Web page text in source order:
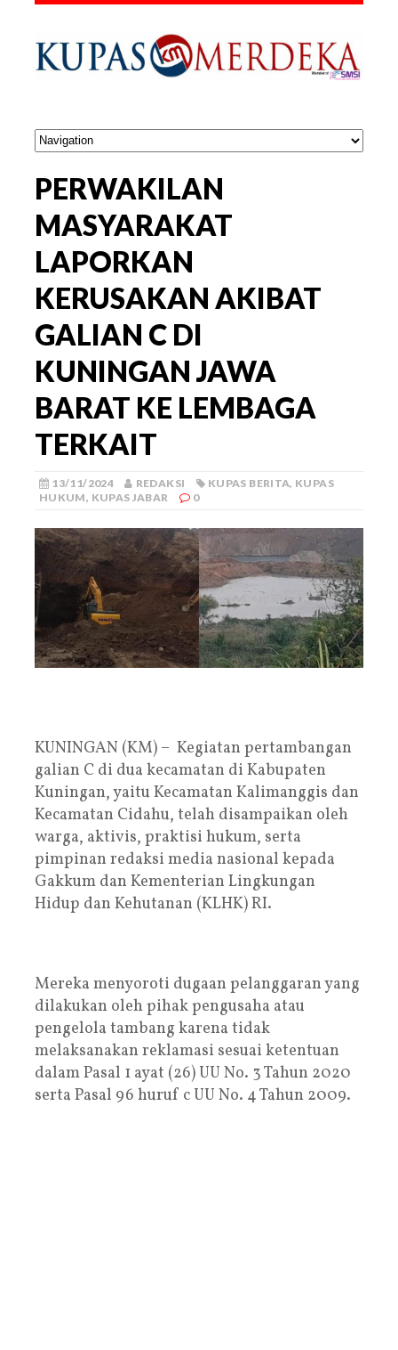
PERWAKILAN
MASYARAKAT
LAPORKAN
KERUSAKAN AKIBAT
GALIAN C DI
KUNINGAN JAWA
BARAT KE LEMBAGA
TERKAIT
13/11/2024 REDAKSI KUPAS BERITA, KUPAS
HUKUM, KUPAS JABAR 0
KUNINGAN (KM) – Kegiatan pertambangan
galian C di dua kecamatan di Kabupaten
Kuningan, yaitu Kecamatan Kalimanggis dan
Kecamatan Cidahu, telah disampaikan oleh
warga, aktivis, praktisi hukum, serta
pimpinan redaksi media nasional kepada
Gakkum dan Kementerian Lingkungan
Hidup dan Kehutanan (KLHK) RI.
Mereka menyoroti dugaan pelanggaran yang
dilakukan oleh pihak pengusaha atau
pengelola tambang karena tidak
melaksanakan reklamasi sesuai ketentuan
dalam Pasal 1 ayat (26) UU No. 3 Tahun 2020
serta Pasal 96 huruf c UU No. 4 Tahun 2009.